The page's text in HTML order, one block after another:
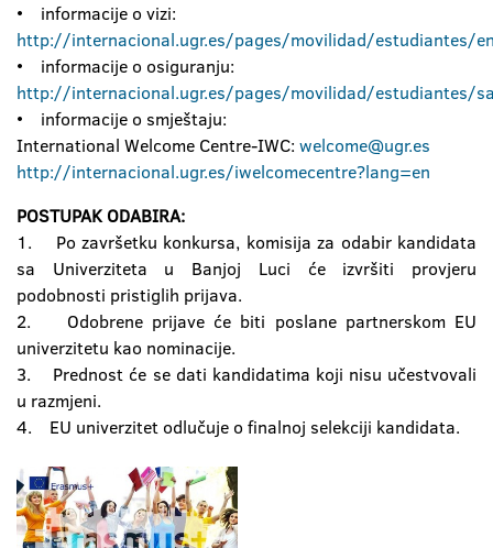
• informacije o vizi:
http://internacional.ugr.es/pages/movilidad/estudiantes/
• informacije o osiguranju:
http://internacional.ugr.es/pages/movilidad/estudiantes/
• informacije o smještaju:
International Welcome Centre-IWC: welcome@ugr.es
http://internacional.ugr.es/iwelcomecentre?lang=en
POSTUPAK ODABIRA:
1. Po završetku konkursa, komisija za odabir kandidata
sa Univerziteta u Banjoj Luci će izvršiti provjeru
podobnosti pristiglih prijava.
2. Odobrene prijave će biti poslane partnerskom EU
univerzitetu kao nominacije.
3. Prednost će se dati kandidatima koji nisu učestvovali
u razmjeni.
4. EU univerzitet odlučuje o finalnoj selekciji kandidata.